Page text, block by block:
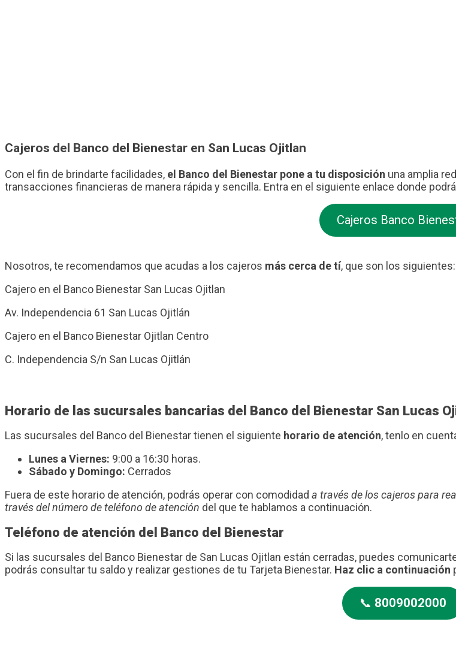
Cajeros del Banco del Bienestar en San Lucas Ojitlan
Con el fin de brindarte facilidades, el Banco del Bienestar pone a tu disposición una amplia
transacciones financieras de manera rápida y sencilla. Entra en el siguiente enlace donde
Cajeros Banco
Nosotros, te recomendamos que acudas a los cajeros más cerca de tí, que son los siguientes:
Cajero en el Banco Bienestar San Lucas Ojitlan
Av. Independencia 61 San Lucas Ojitlán
Cajero en el Banco Bienestar Ojitlan Centro
C. Independencia S/n San Lucas Ojitlán
Horario de las sucursales bancarias del Banco del Bienestar San Lucas
Las sucursales del Banco del Bienestar tienen el siguiente horario de atención, tenlo en
Lunes a Viernes: 9:00 a 16:30 horas.
Sábado y Domingo: Cerrados
Fuera de este horario de atención, podrás operar con comodidad a través de los cajeros para
través del número de teléfono de atención del que te hablamos a continuación.
Teléfono de atención del Banco del Bienestar
Si las sucursales del Banco Bienestar de San Lucas Ojitlan están cerradas, puedes
podrás consultar tu saldo y realizar gestiones de tu Tarjeta Bienestar. Haz clic a continuación
📞 8009002000